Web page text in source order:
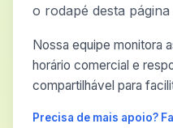
o rodapé desta
Nossa equipe monitora
horário comercial e
compartilhável para
Precisa de mais apoio?